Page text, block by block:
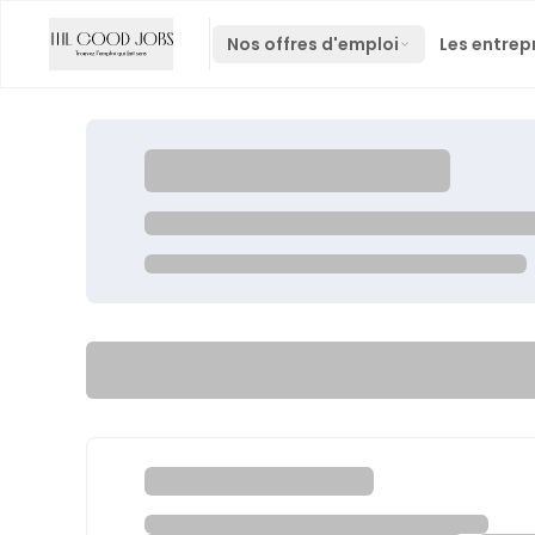
Nos offres d'emploi Les